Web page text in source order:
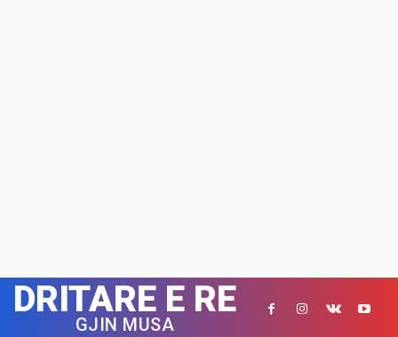
DRITARE E RE
GJIN MUSA